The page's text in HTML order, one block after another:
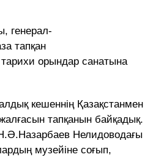
генерал-
тапқан
орындар санатына
кешеннің Қазақстанмен
тапқанын байқадық.
Нелидоводағы
музейіне соғып,